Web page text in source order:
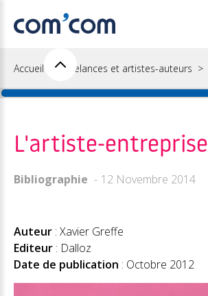
Accueil Freelances et artistes-auteurs
L'artiste-entreprise
Bibliographie 12 Novembre 2014
Auteur : Xavier Greffe
Editeur : Dalloz
Date de publication : Octobre 2012